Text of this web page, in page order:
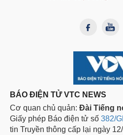
BÁO ĐIỆN TỬ VTC NEWS
Cơ quan chủ quản: Đài Tiếng
Giấy phép Báo điện tử số 382/
tin Truyền thông cấp lại ngày